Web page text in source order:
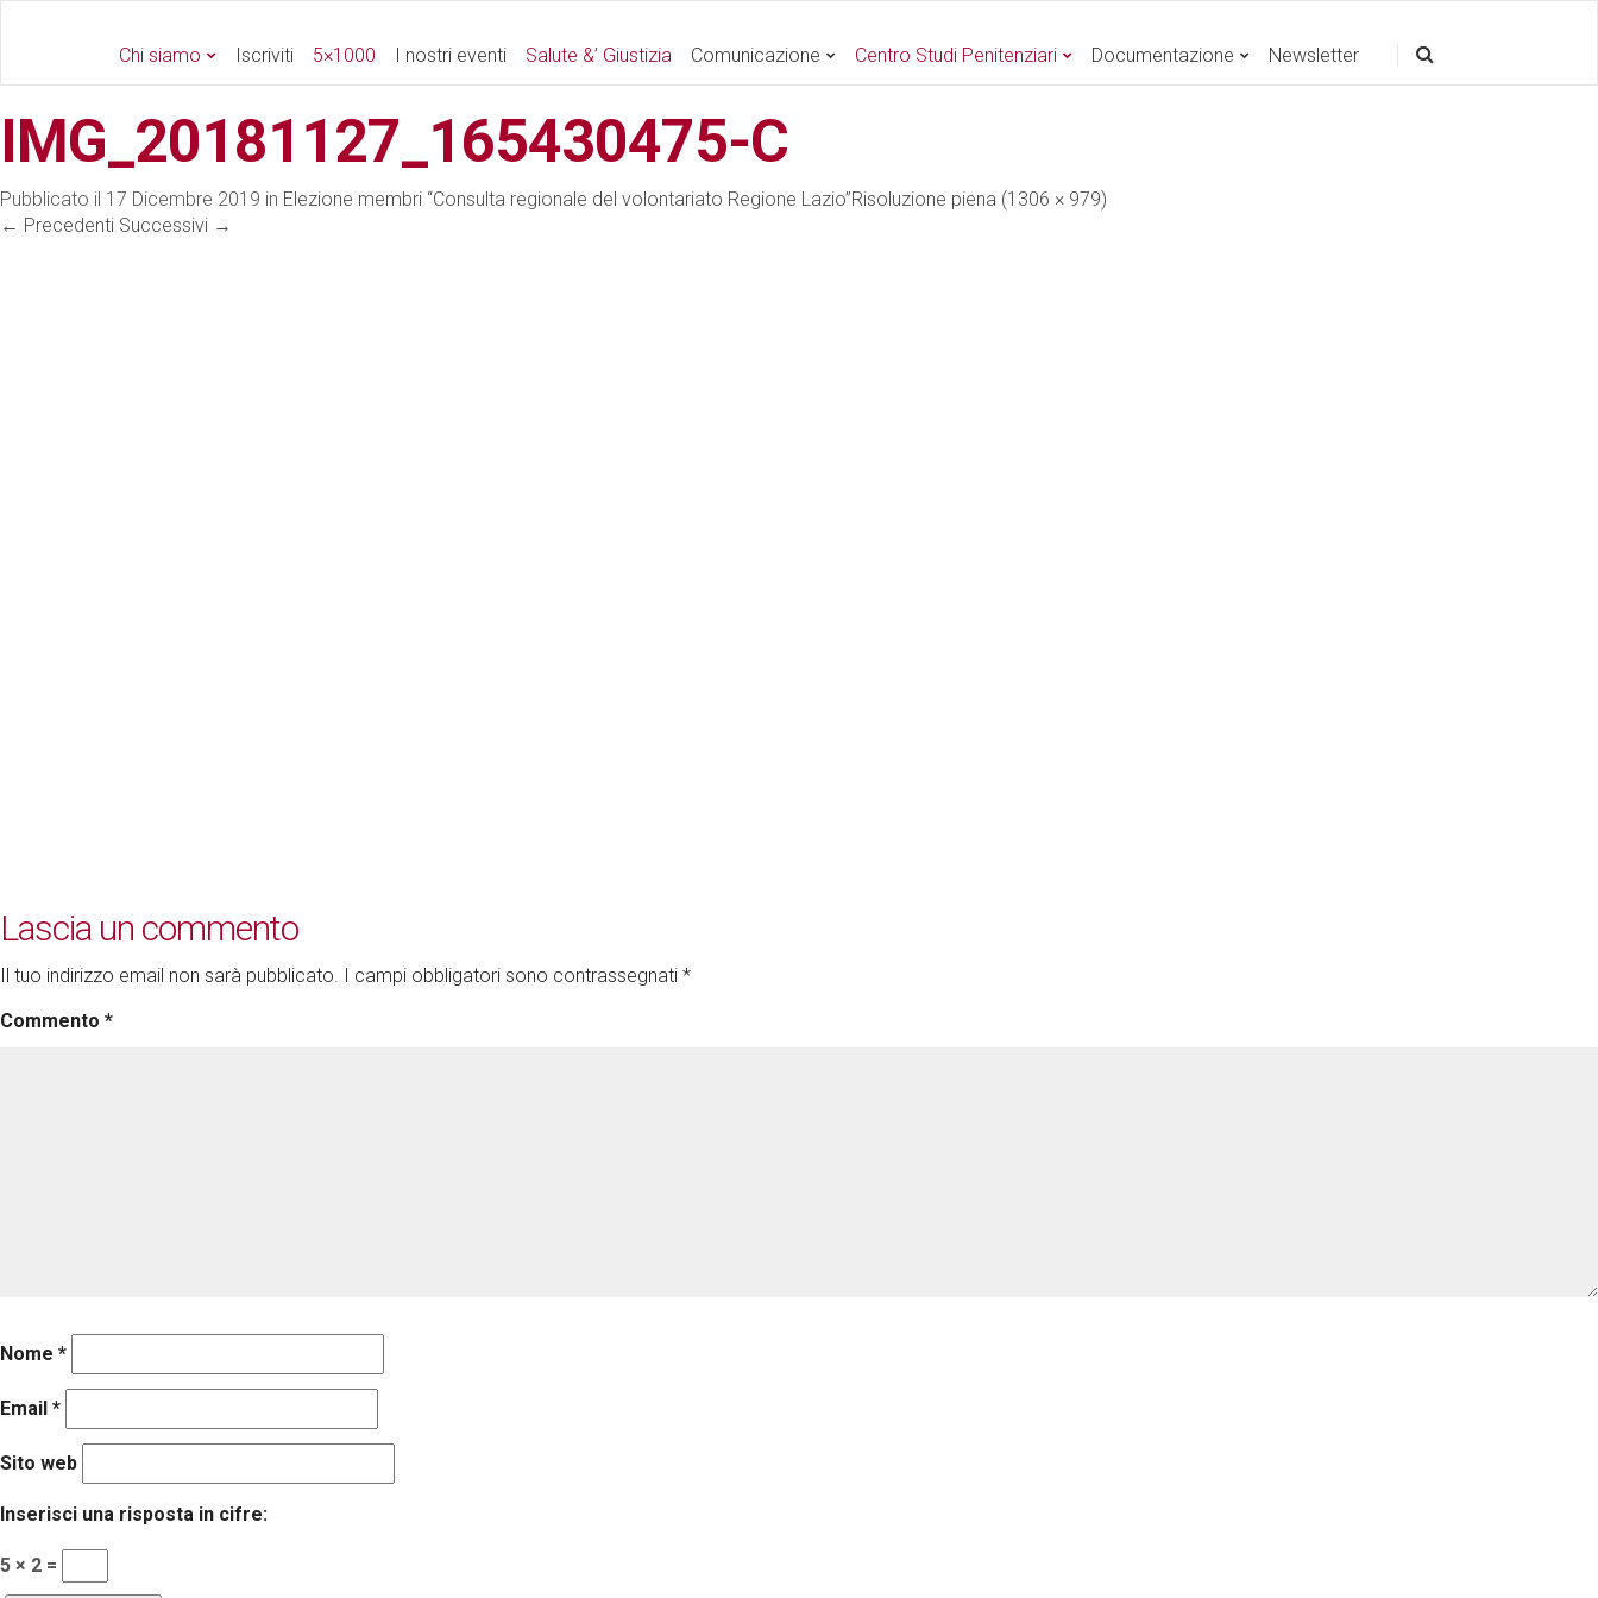
Chi siamo Iscriviti 5×1000 I nostri eventi Salute &’ Giustizia Comunicazione Centro Studi Penitenziari Documentazione Newsletter
IMG_20181127_165430475-C
Pubblicato il 17 Dicembre 2019 in Elezione membri “Consulta regionale del volontariato Regione Lazio”Risoluzione piena (1306 × 979)
← Precedenti Successivi →
Lascia un commento
Il tuo indirizzo email non sarà pubblicato. I campi obbligatori sono contrassegnati *
Commento *
Nome *
Email *
Sito web
Inserisci una risposta in cifre:
5 × 2 =